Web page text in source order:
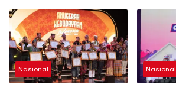
Halaman, Menguatkan
Silaturahmi dan Harapan
Nasional Nasional